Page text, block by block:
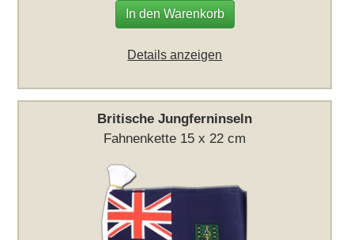
In den Warenkorb
Details anzeigen
Britische Jungferninseln
Fahnenkette 15 x 22 cm